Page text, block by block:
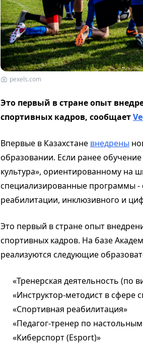
pexels.com
Это первый в стране опыт
спортивных кадров, сообщает
Впервые в Казахстане внедрены
образовании. Если ранее
культура», ориентированному на
специализированные программы -
реабилитации, инклюзивного и
Это первый в стране опыт
спортивных кадров. На базе
реализуются следующие
«Тренерская деятельность (по
«Инструктор-методист в сфере
«Спортивная реабилитация»
«Педагог-тренер по
«Киберспорт (Esport)»